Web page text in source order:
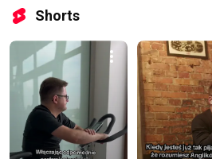
Shorts